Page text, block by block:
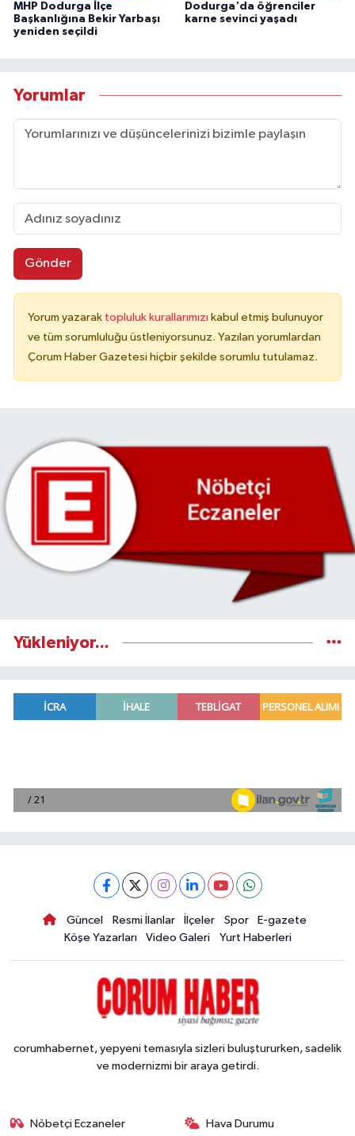
MHP Dodurga İlçe
Başkanlığına Bekir Yarbaşı
yeniden seçildi
Dodurga'da öğrenciler
karne sevinci yaşadı
Yorumlar
Gönder
Yorum yazarak topluluk kurallarımızı kabul etmiş bulunuyor
ve tüm sorumluluğu üstleniyorsunuz. Yazılan yorumlardan
Çorum Haber Gazetesi hiçbir şekilde sorumlu tutulamaz.
Yükleniyor...
Güncel Resmi İlanlar İlçeler Spor
E-gazete
Köşe Yazarları
Video Galeri Yurt Haberleri
corumhabernet, yepyeni temasıyla sizleri buluştururken, sadelik
ve modernizmi bir araya getirdi.
Nöbetçi Eczaneler Hava Durumu